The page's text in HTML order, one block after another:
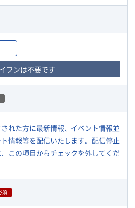
フンは不要です
れた方に最新情報、イベント情報並
情報等を配信いたします。配信停止
この項目からチェックを外してくだ
須